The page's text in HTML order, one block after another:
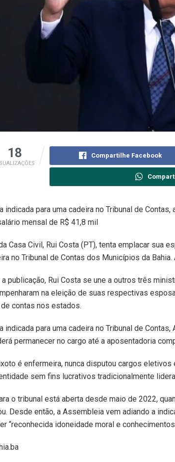
18 Compartilhe Facebook
indicada para uma cadeira no Tribunal de
mensal de R$ 41,8 mil
Casa Civil, Rui Costa (PT), tenta emplacar sua
no Tribunal de Contas dos Municípios da
a publicação, Rui Costa se une a outros três
na eleição de suas respectivas
contas nos estados.
indicada para uma cadeira no Tribunal de
permanecer no cargo até a aposentadoria
é enfermeira, nunca disputou cargos
sem fins lucrativos tradicionalmente
o tribunal está aberta desde maio de 2022,
Desde então, a Assembleia vem adiando a
“reconhecida idoneidade moral e